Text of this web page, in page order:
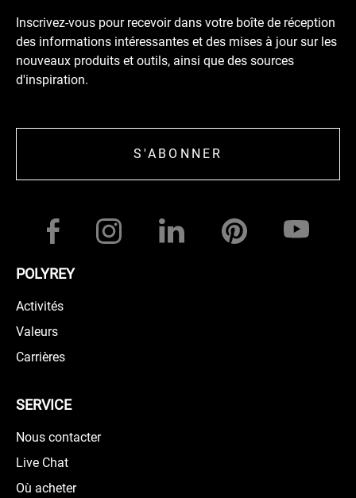
Inscrivez-vous pour recevoir dans votre boîte de réception
des informations intéressantes et des mises à jour sur les
nouveaux produits et outils, ainsi que des sources
d'inspiration.
S'ABONNER
POLYREY
Activités
Valeurs
Carrières
SERVICE
Nous contacter
Live Chat
Où acheter